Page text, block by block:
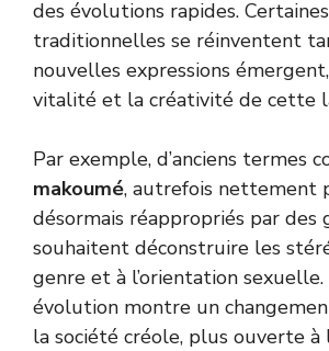
des évolutions rapides.
traditionnelles se réinventent
nouvelles expressions
vitalité et la créativité de cette
Par exemple, d’anciens termes
makoumé, autrefois nettement
désormais réappropriés par des
souhaitent déconstruire les
genre et à l’orientation
évolution montre un
la société créole, plus ouverte à